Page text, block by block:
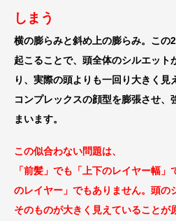
しまう
横の膨らみと斜め上の膨らみ。この
起こることで、頭全体のシルエット
り、実際の頭よりも一回り大きく見
コンプレックスの顔型を膨張させ、
まいます。
この似合わない問題は、
「前髪」でも「上下のレイヤー幅」
のレイヤー」でもありません。 頭の
そのものが大きく見えていることが